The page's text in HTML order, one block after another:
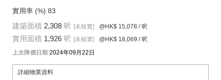
實用率 (%) 83
建築面積 2,308 呎 [未核實] @HK$ 15,078 / 呎
實用面積 1,926 呎 [未核實] @HK$ 18,069 / 呎
上次降價日期 2024年09月22日
詳細物業資料